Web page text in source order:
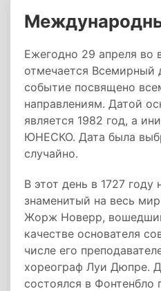
Ежегодно 29 апреля во
отмечается Всемирный
событие посвящено
направлениям. Датой
является 1982 год, а
ЮНЕСКО. Дата была
случайно.
В этот день в 1727 году
знаменитый на весь
Жорж Новерр,
качестве основателя
числе его
хореограф Луи Дюпре.
состоялся в Фонтенбло